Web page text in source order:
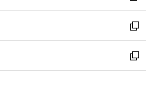
開
く
ウ
で
開
く
ン
ド
ウ
で
開
ウ
ィ
ン
ド
ウ
し
い
ウ
ィ
ン
新
し
い
ウ
新
し